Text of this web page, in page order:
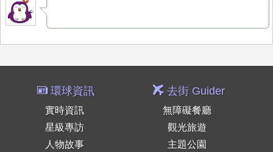
環球資訊
實時資訊
星級專訪
人物故事
去街 Guider
無障礙餐廳
觀光旅遊
主題公園